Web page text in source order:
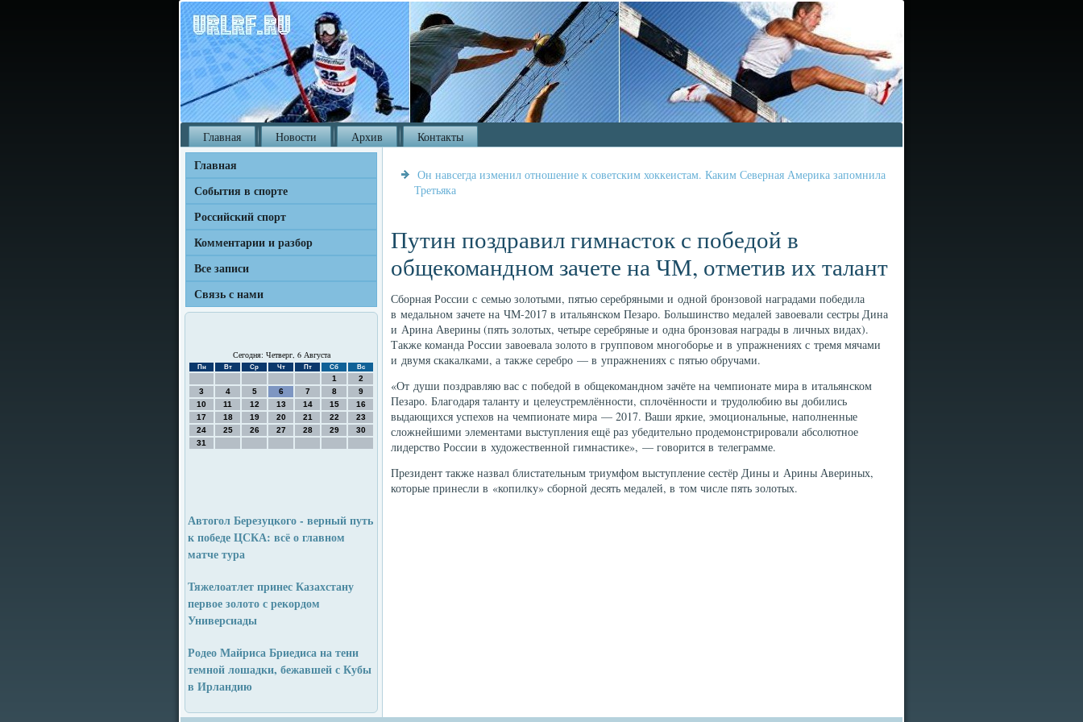
Главная Новости Архив Контакты
Главная
События в спорте
Российский спорт
Комментарии и разбор
Все записи
Связь с нами
Сегодня: Четверг, 6 Августа
Пн Вт Ср Чт Пт Сб Вс
1
2
3
4 5 6 7 8
9
10
11 12 13 14 15
16
17
18 19 20 21 22
23
24
25 26 27 28 29
30
31
Автогол Березуцкого - верный путь
к победе ЦСКА: всё о главном
матче тура
Тяжелоатлет принес Казахстану
первое золото с рекордом
Универсиады
Родео Майриса Бриедиса на тени
темной лошадки, бежавшей с Кубы
в Ирландию
Он навсегда изменил отношение к советским хоккеистам. Каким Северная Америка запомнила
Третьяка
Путин поздравил гимнасток с победой в
общекомандном зачете на ЧМ, отметив их талант
Сборная России с семью золотыми, пятью серебряными и одной бронзовой наградами победила
в медальном зачете на ЧМ-2017 в итальянском Пезаро. Большинство медалей завоевали сестры Дина
и Арина Аверины (пять золотых, четыре серебряные и одна бронзовая награды в личных видах).
Также команда России завоевала золото в групповом многоборье и в упражнениях с тремя мячами
и двумя скакалками, а также серебро — в упражнениях с пятью обручами.
«От души поздравляю вас с победой в общекомандном зачёте на чемпионате мира в итальянском
Пезаро. Благодаря таланту и целеустремлённости, сплочённости и трудолюбию вы добились
выдающихся успехов на чемпионате мира — 2017. Ваши яркие, эмоциональные, наполненные
сложнейшими элементами выступления ещё раз убедительно продемонстрировали абсолютное
лидерство России в художественной гимнастике», — говорится в телеграмме.
Президент также назвал блистательным триумфом выступление сестёр Дины и Арины Авериных,
которые принесли в «копилку» сборной десять медалей, в том числе пять золотых.